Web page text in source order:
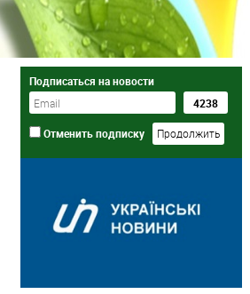
Подписаться на новости
Отменить подписку